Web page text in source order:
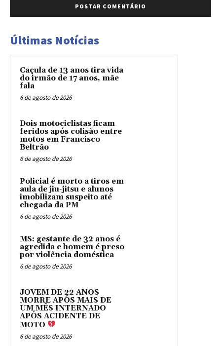
Últimas Notícias
Caçula de 13 anos tira vida
do irmão de 17 anos, mãe
fala
6 de agosto de 2026
Dois motociclistas ficam
feridos após colisão entre
motos em Francisco
Beltrão
6 de agosto de 2026
Policial é morto a tiros em
aula de jiu-jitsu e alunos
imobilizam suspeito até
chegada da PM
6 de agosto de 2026
MS: gestante de 32 anos é
agredida e homem é preso
por violência doméstica
6 de agosto de 2026
JOVEM DE 22 ANOS
MORRE APÓS MAIS DE
UM MÊS INTERNADO
APÓS ACIDENTE DE
MOTO
6 de agosto de 2026